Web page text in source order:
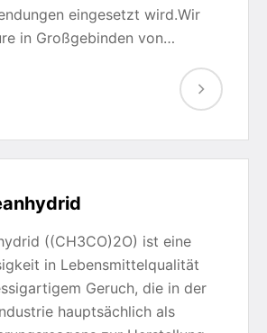
eingesetzt wird.Wir
in Großgebinden von…
((CH3CO)2O) ist eine
in Lebensmittelqualität
Geruch, die in der
hauptsächlich als